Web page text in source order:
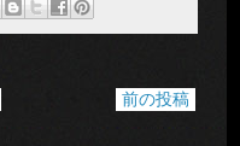
前の投稿